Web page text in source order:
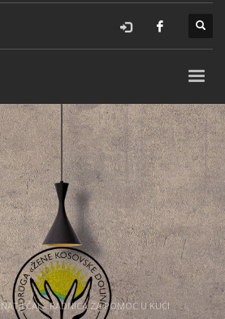
NATJEČAJ – RADNICA ZA POMOĆ U KUĆI